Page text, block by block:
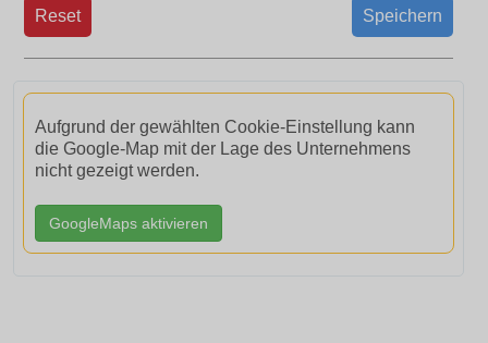
Speichern
Reset
Aufgrund der gewählten Cookie-Einstellung kann
die Google-Map mit der Lage des Unternehmens
nicht gezeigt werden.
GoogleMaps aktivieren